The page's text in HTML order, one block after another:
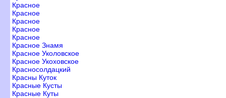
Красное
Красное
Красное
Красное
Красное
Красное Знамя
Красное Уколовское
Красное Укоховское
Красносолдацкий
Красны Куток
Красные Кусты
Красные Куты